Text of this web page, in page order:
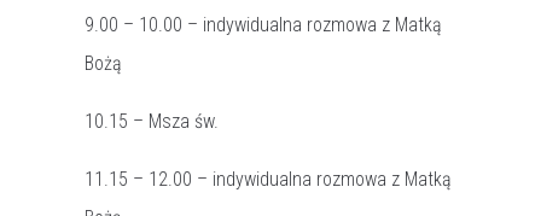
9.00 – 10.00 – indywidualna rozmowa z Matką
Bożą
10.15 – Msza św.
11.15 – 12.00 – indywidualna rozmowa z Matką